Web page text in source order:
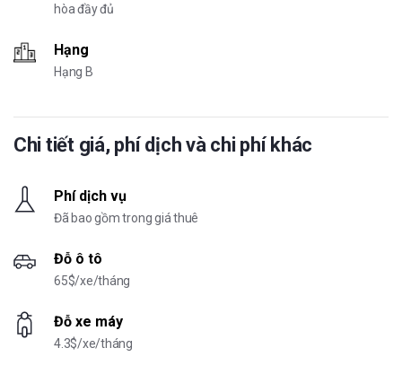
hòa đầy đủ
Hạng
Hạng B
Chi tiết giá, phí dịch và chi phí khác
Phí dịch vụ
Đã bao gồm trong giá thuê
Đỗ ô tô
65$/xe/tháng
Đỗ xe máy
4.3$/xe/tháng